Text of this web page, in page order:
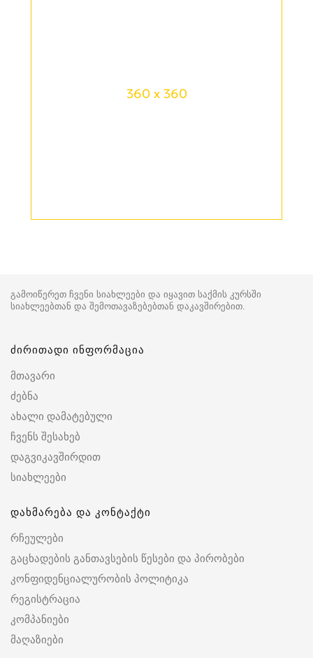
360 x 360
გამოიწერეთ ჩვენი სიახლეები და იყავით საქმის კურსში
სიახლეებთან და შემოთავაზებებთან დაკავშირებით.
ძირითადი ინფორმაცია
მთავარი
ძებნა
ახალი დამატებული
ჩვენს შესახებ
დაგვიკავშირდით
სიახლეები
დახმარება და კონტაქტი
რჩეულები
გაცხადების განთავსების წესები და პირობები
კონფიდენციალურობის პოლიტიკა
რეგისტრაცია
კომპანიები
მაღაზიები